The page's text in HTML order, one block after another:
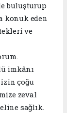
buluşturup
konuk eden
ve
imkânı
çoğu
zeval
sağlık.